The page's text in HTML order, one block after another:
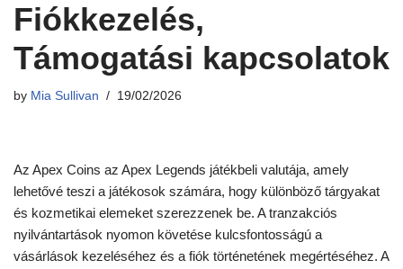
Fiókkezelés,
Támogatási kapcsolatok
by Mia Sullivan 19/02/2026
Az Apex Coins az Apex Legends játékbeli valutája, amely
lehetővé teszi a játékosok számára, hogy különböző tárgyakat
és kozmetikai elemeket szerezzenek be. A tranzakciós
nyilvántartások nyomon követése kulcsfontosságú a
vásárlások kezeléséhez és a fiók történetének megértéséhez. A